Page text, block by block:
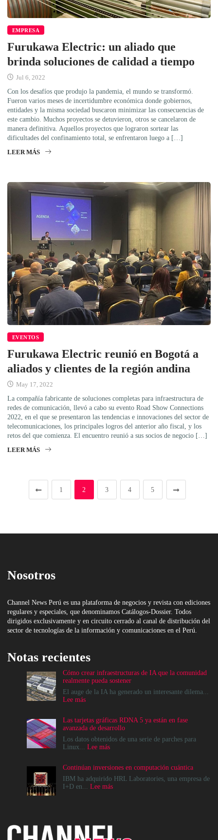
EMPRESA
Furukawa Electric: un aliado que
brinda soluciones de calidad a tiempo
Jul 6, 2022
Con los desafíos que produjo la pandemia, el mundo se transformó.
Fueron varios meses de incertidumbre económica donde gobiernos,
entidades y la misma sociedad buscaron minimizar las consecuencias de
este cambio. Muchos proyectos se detuvieron, otros se cancelaron de
manera definitiva. Aquellos proyectos que lograron sortear las
dificultades del confinamiento total, se enfrentaron luego a […]
LEER MÁS
EVENTOS
Furukawa Electric reunió en Bogotá a
aliados y clientes de la región andina
May 17, 2022
La compañía fabricante de soluciones completas para infraestructura de
redes de comunicación, llevó a cabo su evento Road Show Connections
2022, en el que se presentaron las tendencias e innovaciones del sector de
telecomunicaciones, los principales logros del anterior año fiscal, y los
retos del que comienza. El encuentro reunió a sus socios de negocio […]
LEER MÁS
1 2 3 4 5
Nosotros
Channel News Perú es una plataforma de negocios y revista con ediciones
regulares y especiales, que denominamos Catálogos-Dossier. Todos
dirigidos exclusivamente y en circuito cerrado al canal de distribución del
sector de tecnologías de la información y comunicaciones en el Perú.
Notas recientes
Cómo crear infraestructuras de IA que la comunidad
realmente pueda sostener
El auge de la IA ha generado un interesante dilema...
Lee más:
infraestructuras
de
IA
que
realmente
pueda
sostener
Las tarjetas gráficas RDNA 5 ya están en fase
avanzada de desarrollo
Los datos obtenidos de una serie de parches para
Linux... Lee más:
gráficas
RDNA
5
avanzada
Continúan inversiones en computación cuántica
IBM ha adquirido HRL Laboratories, una empresa de
I+D en... Lee más: